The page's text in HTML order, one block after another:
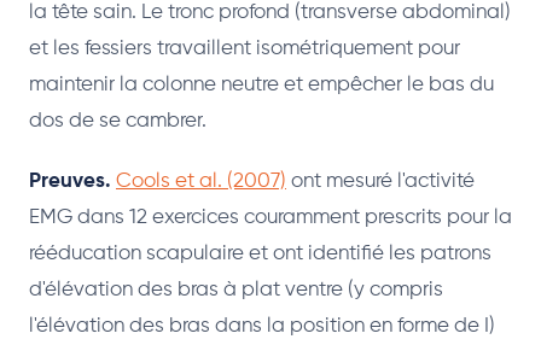
la tête sain. Le tronc profond (transverse abdominal)
et les fessiers travaillent isométriquement pour
maintenir la colonne neutre et empêcher le bas du
dos de se cambrer.
Preuves. Cools et al. (2007) ont mesuré l'activité
EMG dans 12 exercices couramment prescrits pour la
rééducation scapulaire et ont identifié les patrons
d'élévation des bras à plat ventre (y compris
l'élévation des bras dans la position en forme de I)